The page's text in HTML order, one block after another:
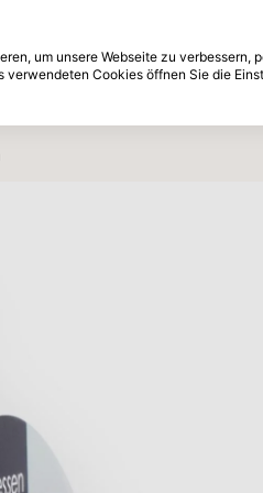
um unsere Webseite zu
verwendeten Cookies öffnen Sie die